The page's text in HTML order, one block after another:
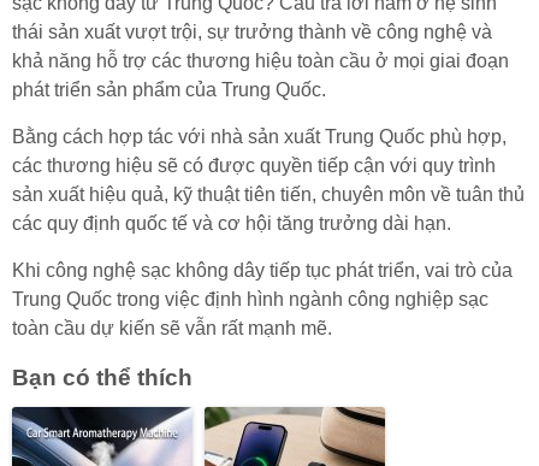
thái sản xuất vượt trội, sự trưởng thành về công nghệ và
khả năng hỗ trợ các thương hiệu toàn cầu ở mọi giai đoạn
phát triển sản phẩm của Trung Quốc.
Bằng cách hợp tác với nhà sản xuất Trung Quốc phù hợp,
các thương hiệu sẽ có được quyền tiếp cận với quy trình
sản xuất hiệu quả, kỹ thuật tiên tiến, chuyên môn về tuân thủ
các quy định quốc tế và cơ hội tăng trưởng dài hạn.
Khi công nghệ sạc không dây tiếp tục phát triển, vai trò của
Trung Quốc trong việc định hình ngành công nghiệp sạc
toàn cầu dự kiến sẽ vẫn rất mạnh mẽ.
Bạn có thể thích